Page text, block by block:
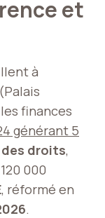
et
à
(Palais
finances
générant 5
des droits,
000
, réformé en
.